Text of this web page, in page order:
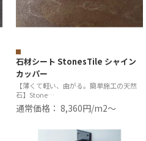
石材シート StonesTile シャイン
カッパー
【薄くて軽い、曲がる。簡単施工の天然
石】Stone…
通常価格： 8,360円/m2〜